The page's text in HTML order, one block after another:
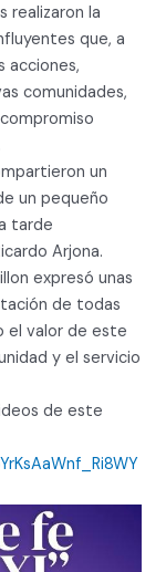
realizaron la
que, a
acciones,
comunidades,
un
un pequeño
tarde
Arjona.
expresó unas
de todas
el valor de este
y el servicio
de este